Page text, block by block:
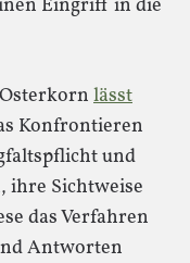
Eingriff in die
lässt
Konfrontieren
und
ihre Sichtweise
das Verfahren
Antworten